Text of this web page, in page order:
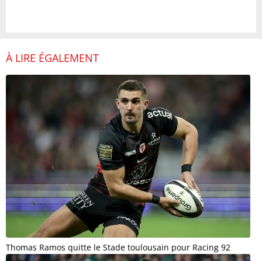
À LIRE ÉGALEMENT
Thomas Ramos quitte le Stade toulousain pour Racing 92